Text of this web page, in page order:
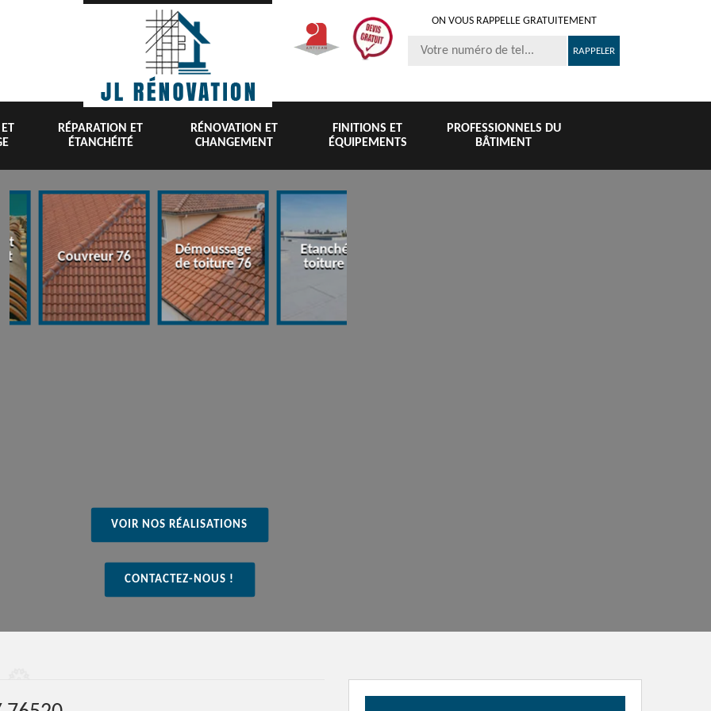
ON VOUS RAPPELLE GRATUITEMENT
RÉPARATION ET
ÉTANCHÉITÉ
RÉNOVATION ET
CHANGEMENT
FINITIONS ET
ÉQUIPEMENTS
PROFESSIONNELS DU
BÂTIMENT
Couvreur 76
Démoussage
de toiture 76
Etanchéité
toiture 76
VOIR NOS RÉALISATIONS
CONTACTEZ-NOUS !